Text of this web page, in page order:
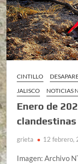
CINTILLO
JALISCO
NOTICIAS
Enero de
grieta 12 febrero,
Imagen: Archivo